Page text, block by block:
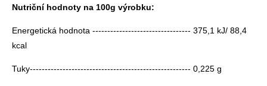
Nutriční hodnoty na 100g výrobku:
Energetická hodnota --------------------------------- 375,1 kJ/ 88,4
kcal
Tuky------------------------------------------------------ 0,225 g